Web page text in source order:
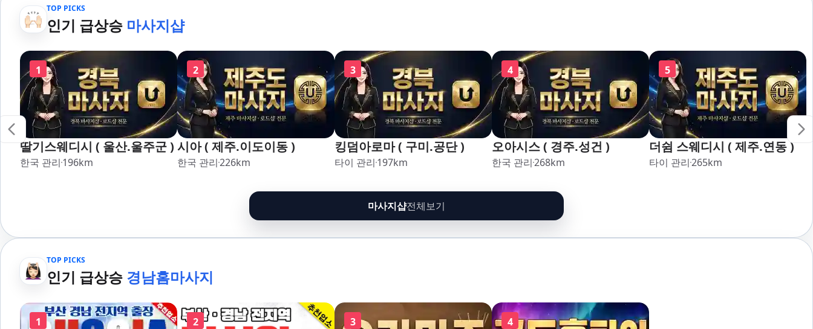
TOP PICKS
인기 급상승 마사지샵
1
딸기스웨디시 ( 울산.울주군 )
한국 관리 196km
2
시아 ( 제주.이도이동 )
한국 관리226km
3
킹덤아로마 ( 구미.공단 )
타이 관리 197km
4
오아시스 ( 경주.성건 )
한국 관리268km
5
더쉼 스웨디시 ( 제주.연동 )
타이 관리265km
마사지샵전체보기
TOP PICKS
인기 급상승 경남홈마사지
1 2 3 4